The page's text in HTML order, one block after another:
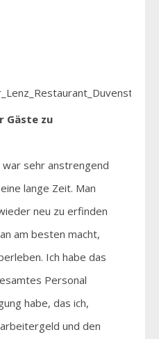
Gäste zu
sehr anstrengend
lange Zeit. Man
neu zu erfinden
am besten macht,
Ich habe das
Personal
habe, das ich,
und den